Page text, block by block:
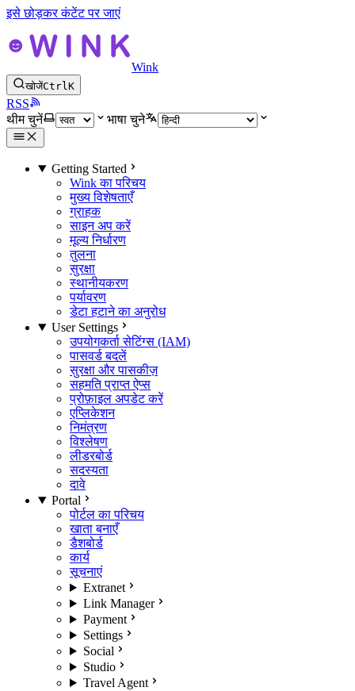
इसे छोड़कर कंटेंट पर जाएं
Wink
खोजेंCtrlK
RSS
थीम चुनें
भाषा चुने
Getting Started
Wink का परिचय
मुख्य विशेषताएँ
ग्राहक
साइन अप करें
मूल्य निर्धारण
तुलना
सुरक्षा
स्थानीयकरण
पर्यावरण
डेटा हटाने का अनुरोध
User Settings
उपयोगकर्ता सेटिंग्स (IAM)
पासवर्ड बदलें
सुरक्षा और पासकीज़
सहमति प्राप्त ऐप्स
प्रोफ़ाइल अपडेट करें
एप्लिकेशन
निमंत्रण
विश्लेषण
लीडरबोर्ड
सदस्यता
दावे
Portal
पोर्टल का परिचय
खाता बनाएँ
डैशबोर्ड
कार्य
सूचनाएं
Extranet
Link Manager
Payment
Settings
Social
Studio
Travel Agent